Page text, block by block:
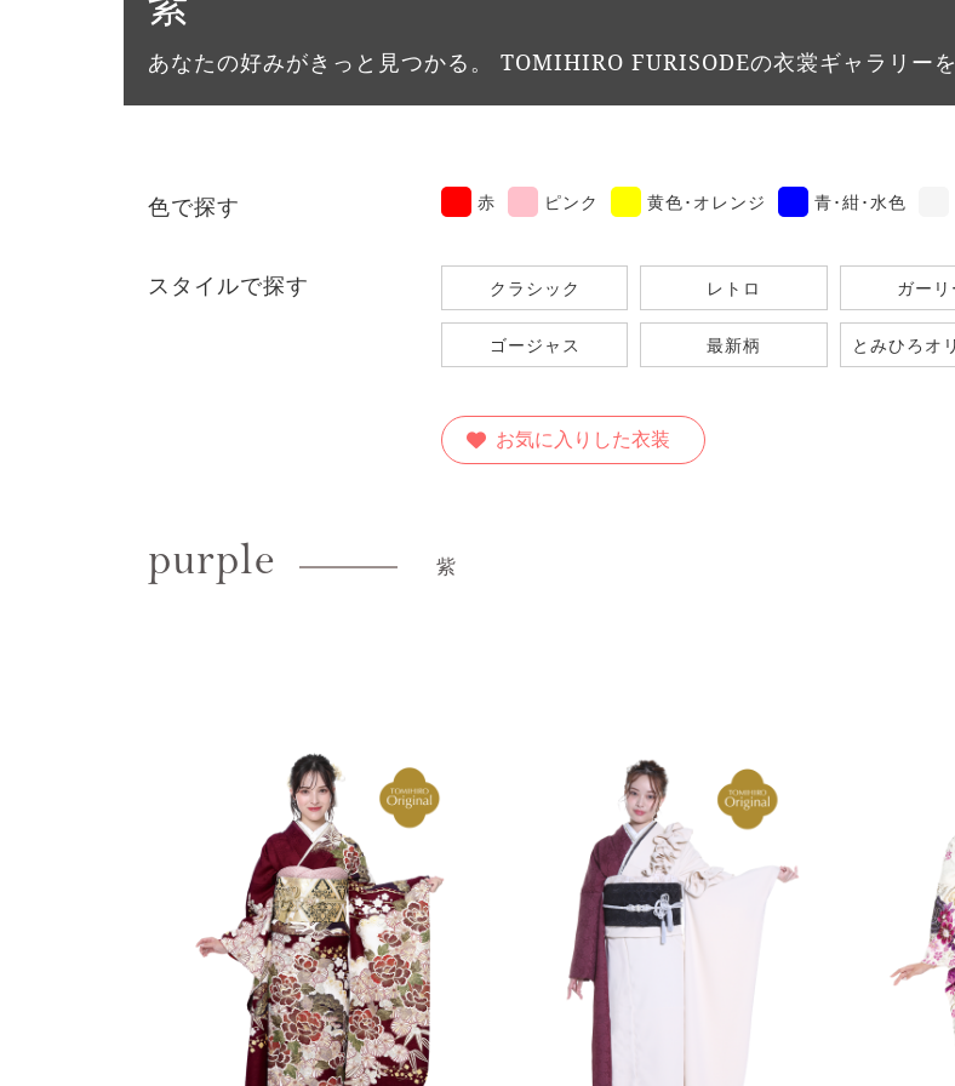
あなたの好みがきっと見つかる。 TOMIHIRO FURISODEの衣裳ギャラリーを
⾊で探す 赤 ピンク 黄色･オレンジ 青･紺･水色
スタイルで探す クラシック レトロ ガーリ
ゴージャス 最新柄 とみひろオ
お気に入りした衣装
purple 紫